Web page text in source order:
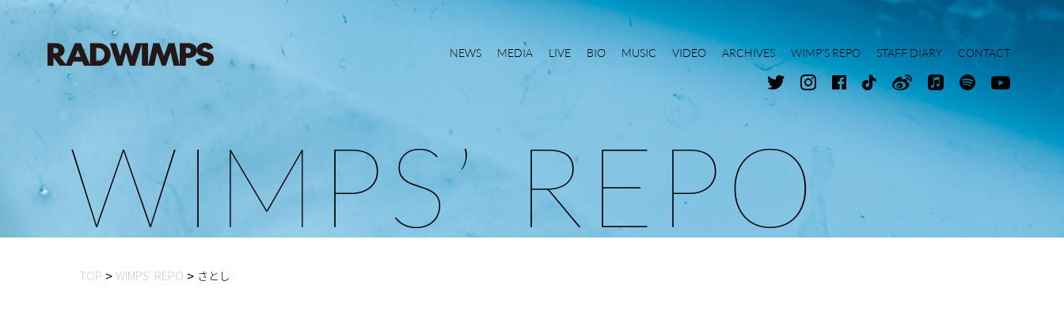
NEWS MEDIA LIVE BIO MUSIC VIDEO ARCHIVES WIMP'S REPO STAFF DIARY CONTACT
W IMPS’ R E PO
TOP WIMPS’ REPO さとし